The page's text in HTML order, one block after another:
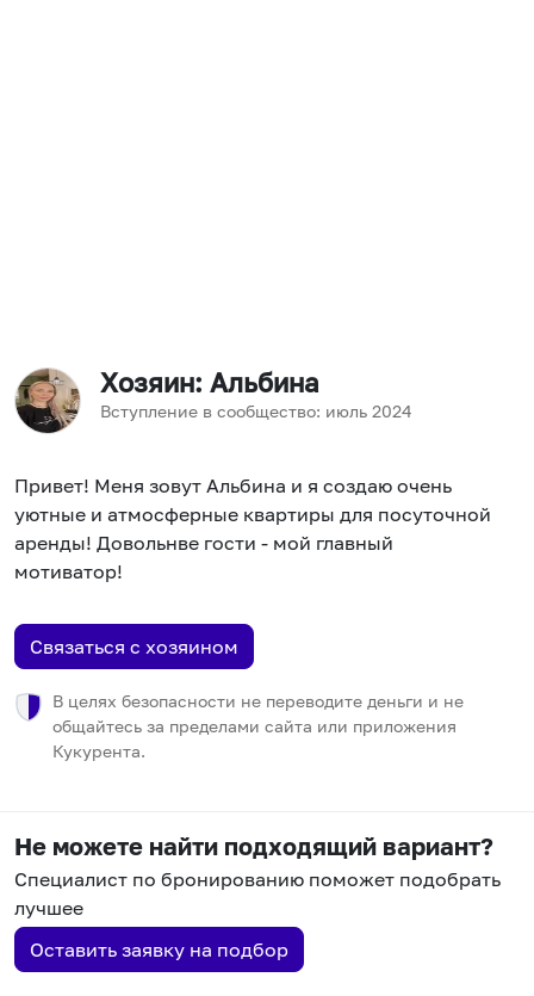
Хозяин: Альбина
Вступление в сообщество: июль 2024
Привет! Меня зовут Альбина и я создаю очень
уютные и атмосферные квартиры для посуточной
аренды! Довольнве гости - мой главный
мотиватор!
Связаться с хозяином
В целях безопасности не переводите деньги и не
общайтесь за пределами сайта или приложения
Кукурента.
Не можете найти подходящий вариант?
Специалист по бронированию поможет подобрать
лучшее
Оставить заявку на подбор